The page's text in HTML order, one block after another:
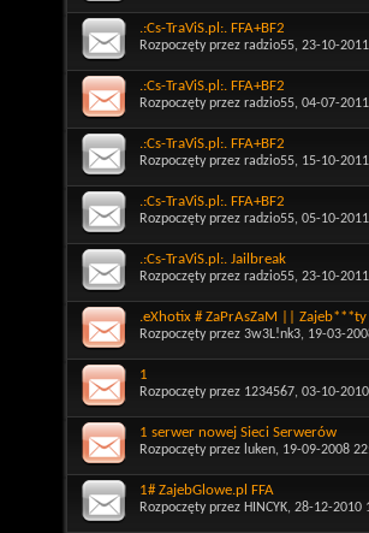
.:Cs-TraViS.pl:. FFA+BF2
Rozpoczęty przez radzio55, 23-10-
.:Cs-TraViS.pl:. FFA+BF2
Rozpoczęty przez radzio55, 04-07-
.:Cs-TraViS.pl:. FFA+BF2
Rozpoczęty przez radzio55, 15-10-
.:Cs-TraViS.pl:. FFA+BF2
Rozpoczęty przez radzio55, 05-10-
.:Cs-TraViS.pl:. Jailbreak
Rozpoczęty przez radzio55, 23-10-
.eXhotix # ZaPrAsZaM ||
Rozpoczęty przez 3w3L!nk3, 19-03-
1
Rozpoczęty przez 1234567, 03-10-
1 serwer nowej Sieci Serwerów
Rozpoczęty przez luken, 19-09-2008
1# ZajebGlowe.pl FFA
Rozpoczęty przez HINCYK, 28-12-2010